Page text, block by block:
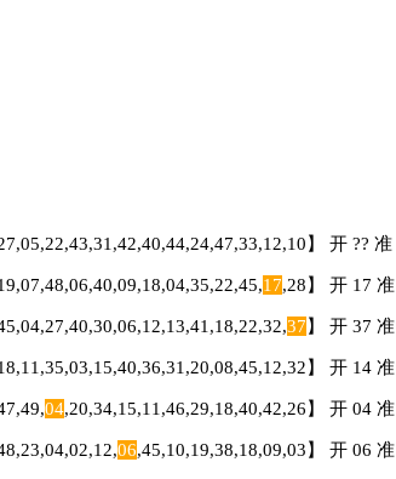
】 开 ?? 准
17,28】 开 17 准
37 】 开 37 准
】 开 14 准
04,20,34,15,11,46,29,18,40,42,26】 开 04 准
06,45,10,19,38,18,09,03】 开 06 准